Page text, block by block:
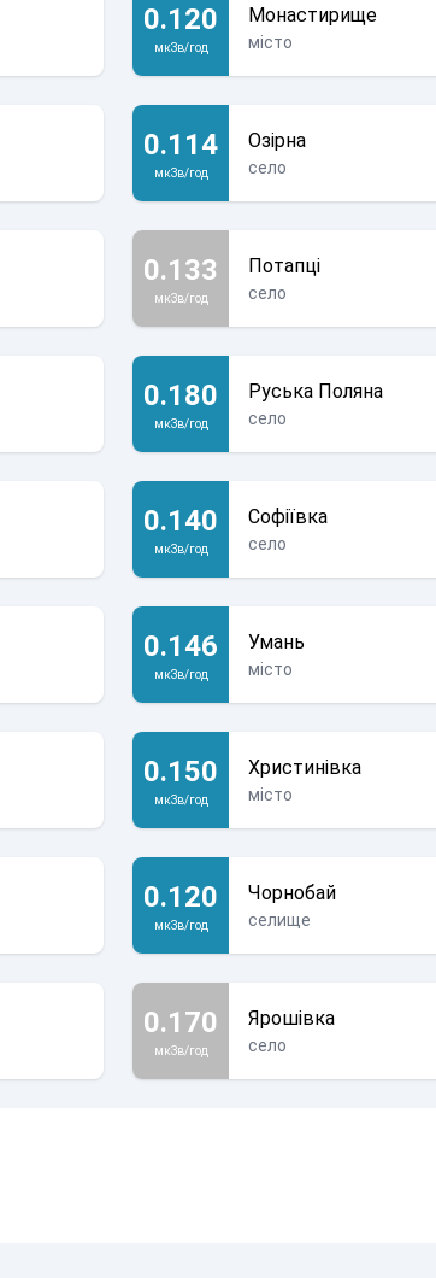
0.120
мкЗв/год
Монастирище
місто
0.114
мкЗв/год
Озірна
село
0.133
мкЗв/год
Потапці
село
0.180
мкЗв/год
Руська Поляна
село
0.140
мкЗв/год
Софіївка
село
0.146
мкЗв/год
Умань
місто
0.150
мкЗв/год
Христинівка
місто
0.120
мкЗв/год
Чорнобай
селище
0.170
мкЗв/год
Ярошівка
село